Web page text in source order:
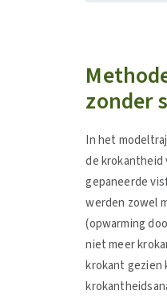
zonder
In het
de krokantheid
gepaneerde
werden zowel
(opwarming
niet meer
krokant gezien